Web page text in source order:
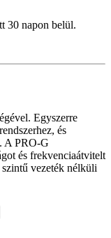
30 napon belül.
Egyszerre
és
A PRO-G
és frekvenciaátvitelt
vezeték nélküli